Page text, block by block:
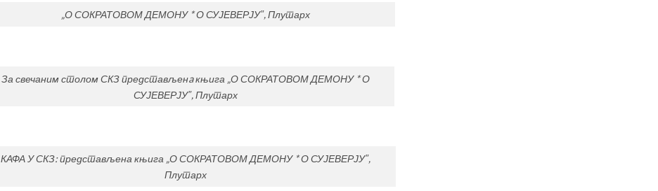
„О СОКРАТОВОМ ДЕМОНУ * О СУЈЕВЕРЈУˮ, Плутарх
За свечаним столом СКЗ представљенa књига „О СОКРАТОВОМ ДЕМОНУ * О
СУЈЕВЕРЈУˮ, Плутарх
КАФА У СКЗ: представљена књига „О СОКРАТОВОМ ДЕМОНУ * О СУЈЕВЕРЈУˮ,
Плутарх